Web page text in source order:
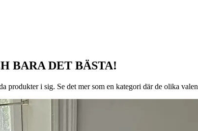
BARA DET BÄSTA!
i sig. Se det mer som en kategori där de olika